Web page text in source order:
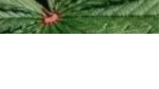
cualquier cantidad detectable de THC,...